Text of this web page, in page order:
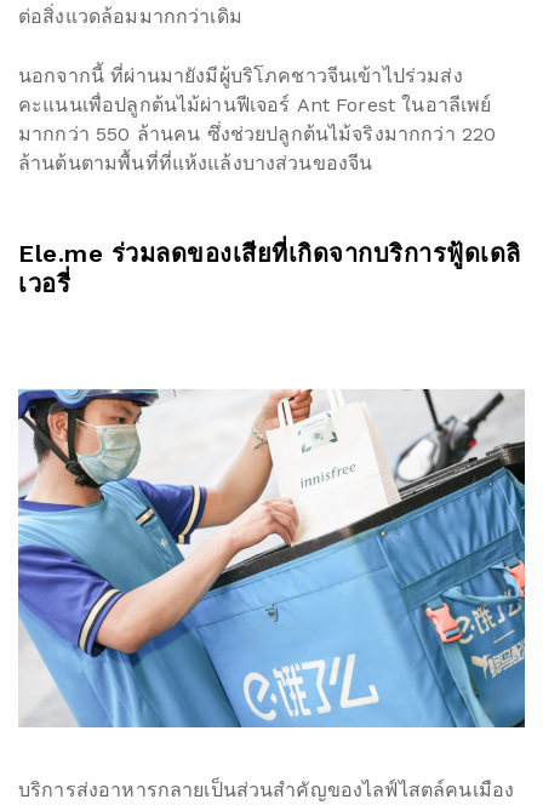
ต่อสิ่งแวดล้อมมากกว่าเดิม
นอกจากนี้ ที่ผ่านมายังมีผู้บริโภคชาวจีนเข้าไปร่วมส่ง
คะแนนเพื่อปลูกต้นไม้ผ่านฟีเจอร์ Ant Forest ในอาลีเพย์
มากกว่า 550 ล้านคน ซึ่งช่วยปลูกต้นไม้จริงมากกว่า 220
ล้านต้นตามพื้นที่ที่แห้งแล้งบางส่วนของจีน
Ele.me ร่วมลดของเสียที่เกิดจากบริการฟู้ดเดลิ
เวอรี่
บริการส่งอาหารกลายเป็นส่วนสำคัญของไลฟ์ไสตล์คนเมือง